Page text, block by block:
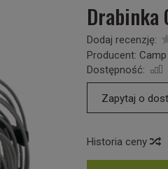
Drabinka
Dodaj recenzję:
Producent: Camp
Dostępność:
Zapytaj o
Historia ceny